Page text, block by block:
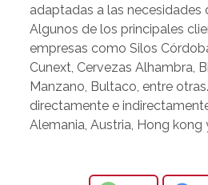
adaptadas a las necesidades
Algunos de los principales
empresas como Silos
Cunext, Cervezas Alhambra,
Manzano, Bultaco, entre
directamente e
Alemania, Austria, Hong kong